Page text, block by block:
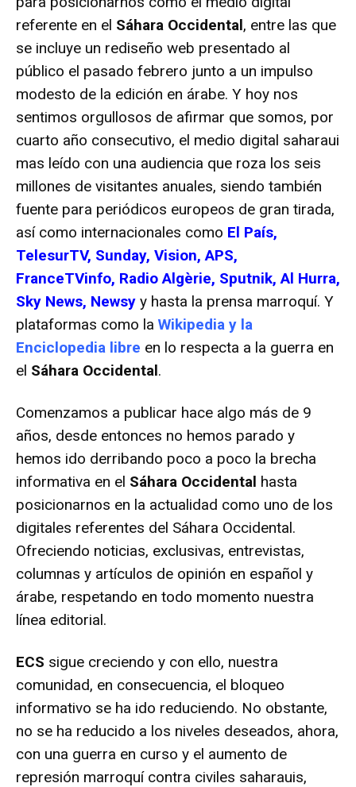
referente en el Sáhara Occidental, entre las que
se incluye un rediseño web presentado al
público el pasado febrero junto a un impulso
modesto de la edición en árabe. Y hoy nos
sentimos orgullosos de afirmar que somos, por
cuarto año consecutivo, el medio digital saharaui
mas leído con una audiencia que roza los seis
millones de visitantes anuales, siendo también
fuente para periódicos europeos de gran tirada,
así como internacionales como El País,
TelesurTV, Sunday, Vision, APS,
FranceTVinfo, Radio Algèrie, Sputnik, Al Hurra,
Sky News, Newsy y hasta la prensa marroquí. Y
plataformas como la Wikipedia y la
Enciclopedia libre en lo respecta a la guerra en
el Sáhara Occidental.
Comenzamos a publicar hace algo más de 9
años, desde entonces no hemos parado y
hemos ido derribando poco a poco la brecha
informativa en el Sáhara Occidental hasta
posicionarnos en la actualidad como uno de los
digitales referentes del Sáhara Occidental.
Ofreciendo noticias, exclusivas, entrevistas,
columnas y artículos de opinión en español y
árabe, respetando en todo momento nuestra
línea editorial.
ECS sigue creciendo y con ello, nuestra
comunidad, en consecuencia, el bloqueo
informativo se ha ido reduciendo. No obstante,
no se ha reducido a los niveles deseados, ahora,
con una guerra en curso y el aumento de
represión marroquí contra civiles saharauis,